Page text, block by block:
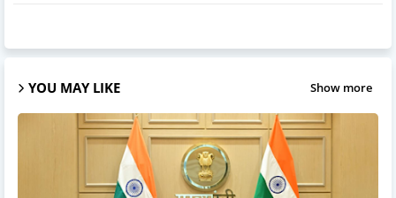
YOU MAY LIKE Show more